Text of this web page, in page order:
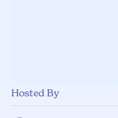
Hosted By